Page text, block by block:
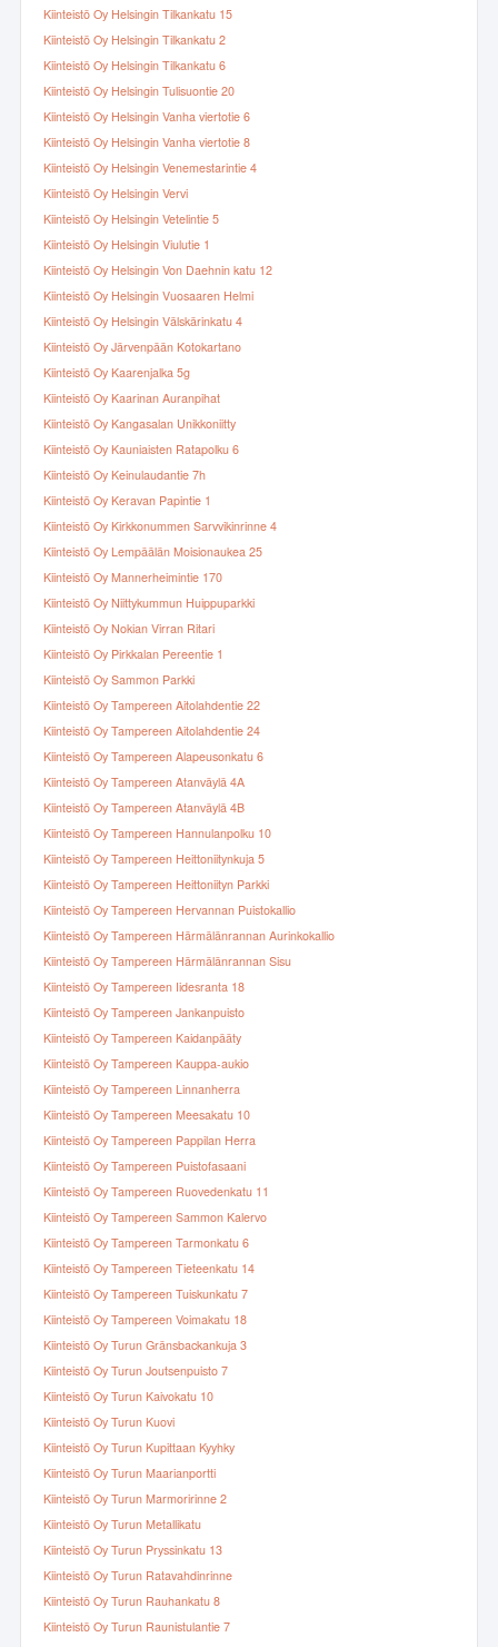
Kiinteistö Oy Helsingin Tilkankatu 15
Kiinteistö Oy Helsingin Tilkankatu 2
Kiinteistö Oy Helsingin Tilkankatu 6
Kiinteistö Oy Helsingin Tulisuontie 20
Kiinteistö Oy Helsingin Vanha viertotie 6
Kiinteistö Oy Helsingin Vanha viertotie 8
Kiinteistö Oy Helsingin Venemestarintie 4
Kiinteistö Oy Helsingin Vervi
Kiinteistö Oy Helsingin Vetelintie 5
Kiinteistö Oy Helsingin Viulutie 1
Kiinteistö Oy Helsingin Von Daehnin katu 12
Kiinteistö Oy Helsingin Vuosaaren Helmi
Kiinteistö Oy Helsingin Välskärinkatu 4
Kiinteistö Oy Järvenpään Kotokartano
Kiinteistö Oy Kaarenjalka 5g
Kiinteistö Oy Kaarinan Auranpihat
Kiinteistö Oy Kangasalan Unikkoniitty
Kiinteistö Oy Kauniaisten Ratapolku 6
Kiinteistö Oy Keinulaudantie 7h
Kiinteistö Oy Keravan Papintie 1
Kiinteistö Oy Kirkkonummen Sarvvikinrinne 4
Kiinteistö Oy Lempäälän Moisionaukea 25
Kiinteistö Oy Mannerheimintie 170
Kiinteistö Oy Niittykummun Huippuparkki
Kiinteistö Oy Nokian Virran Ritari
Kiinteistö Oy Pirkkalan Pereentie 1
Kiinteistö Oy Sammon Parkki
Kiinteistö Oy Tampereen Aitolahdentie 22
Kiinteistö Oy Tampereen Aitolahdentie 24
Kiinteistö Oy Tampereen Alapeusonkatu 6
Kiinteistö Oy Tampereen Atanväylä 4A
Kiinteistö Oy Tampereen Atanväylä 4B
Kiinteistö Oy Tampereen Hannulanpolku 10
Kiinteistö Oy Tampereen Heittoniitynkuja 5
Kiinteistö Oy Tampereen Heittoniityn Parkki
Kiinteistö Oy Tampereen Hervannan Puistokallio
Kiinteistö Oy Tampereen Härmälänrannan Aurinkokallio
Kiinteistö Oy Tampereen Härmälänrannan Sisu
Kiinteistö Oy Tampereen Iidesranta 18
Kiinteistö Oy Tampereen Jankanpuisto
Kiinteistö Oy Tampereen Kaidanpääty
Kiinteistö Oy Tampereen Kauppa-aukio
Kiinteistö Oy Tampereen Linnanherra
Kiinteistö Oy Tampereen Meesakatu 10
Kiinteistö Oy Tampereen Pappilan Herra
Kiinteistö Oy Tampereen Puistofasaani
Kiinteistö Oy Tampereen Ruovedenkatu 11
Kiinteistö Oy Tampereen Sammon Kalervo
Kiinteistö Oy Tampereen Tarmonkatu 6
Kiinteistö Oy Tampereen Tieteenkatu 14
Kiinteistö Oy Tampereen Tuiskunkatu 7
Kiinteistö Oy Tampereen Voimakatu 18
Kiinteistö Oy Turun Gränsbackankuja 3
Kiinteistö Oy Turun Joutsenpuisto 7
Kiinteistö Oy Turun Kaivokatu 10
Kiinteistö Oy Turun Kuovi
Kiinteistö Oy Turun Kupittaan Kyyhky
Kiinteistö Oy Turun Maarianportti
Kiinteistö Oy Turun Marmoririnne 2
Kiinteistö Oy Turun Metallikatu
Kiinteistö Oy Turun Pryssinkatu 13
Kiinteistö Oy Turun Ratavahdinrinne
Kiinteistö Oy Turun Rauhankatu 8
Kiinteistö Oy Turun Raunistulantie 7